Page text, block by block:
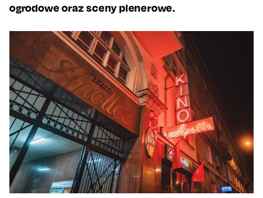
ogrodowe oraz sceny plenerowe.